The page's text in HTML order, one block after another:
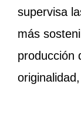
supervisa
más
producción